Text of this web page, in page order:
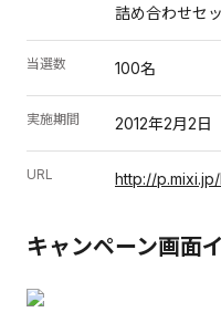
詰め合わせセ
当選数 100名
実施期間 2012年2月2日
URL http://
キャンペーン画面